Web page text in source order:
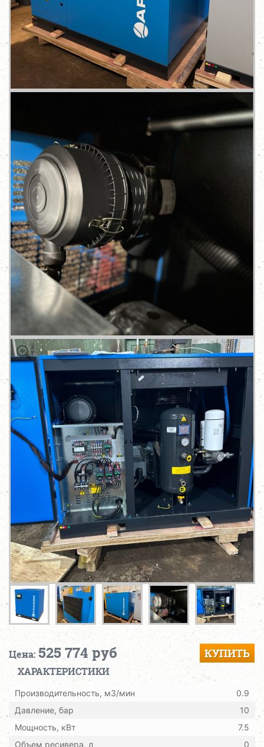
Цена:525 774 руб КУПИТЬ
ХАРАКТЕРИСТИКИ
Производительность, м3/мин
0.9
Давление, бар
10
Мощность, кВт
7.5
Объем ресивера, л
0